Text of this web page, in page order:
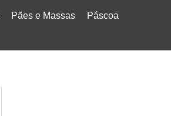
Pães e Massas
Páscoa